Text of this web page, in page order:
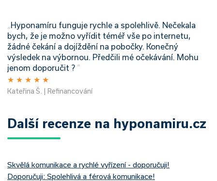
„Hyponamíru funguje rychle a spolehlivě. Nečekala
bych, že je možno vyřídit téméř vše po internetu,
žádné čekání a dojíždění na pobočky. Konečný
výsledek na výbornou. Předčili mé očekávání. Mohu
jenom doporučit ? ”
★ ★ ★ ★ ★
Kateřina Š. | Refinancování
Další recenze na hyponamiru.cz
Skvělá komunikace a rychlé vyřízení - doporučuji!
Doporučuji: Spolehlivá a férová komunikace!